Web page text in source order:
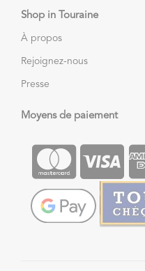
Shop in Touraine
À propos
Rejoignez-nous
Presse
Moyens de paiement